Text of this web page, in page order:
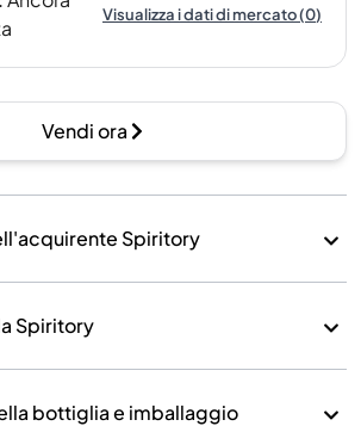
Visualizza i dati di mercato(0)
Vendi ora
Spiritory
Spiritory
bottiglia e imballaggio